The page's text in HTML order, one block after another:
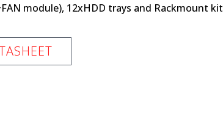
module), 12xHDD trays and Rackmount kit